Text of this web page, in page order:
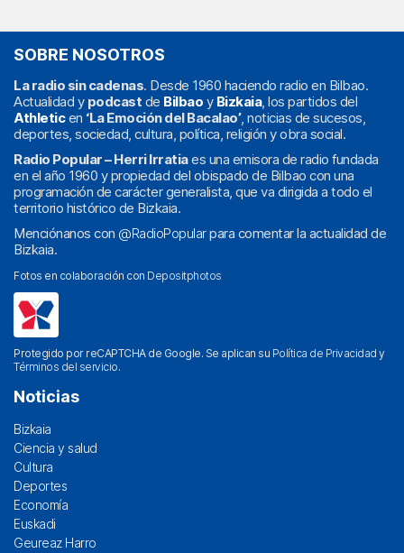
SOBRE NOSOTROS
La radio sin cadenas. Desde 1960 haciendo radio en Bilbao.
Actualidad y podcast de Bilbao y Bizkaia, los partidos del
Athleticen ‘La Emoción del Bacalao’, noticias de sucesos,
deportes, sociedad, cultura, política, religión y obra social.
Radio Popular – Herri Irratiaes una emisora de radio fundada
en el año 1960 y propiedad del obispado de Bilbao con una
programación de carácter generalista, que va dirigida a todo el
territorio histórico de Bizkaia.
Menciónanos con @RadioPopularpara comentar la actualidad de
Bizkaia.
Fotos en colaboración con Depositphotos
Protegido por reCAPTCHA de Google. Se aplican su Política de Privacidad y
Términos del servicio.
Noticias
Bizkaia
Ciencia y salud
Cultura
Deportes
Economía
Euskadi
Geureaz Harro